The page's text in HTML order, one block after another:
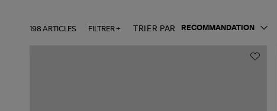
198 ARTICLES FILTRER + TRIER PAR